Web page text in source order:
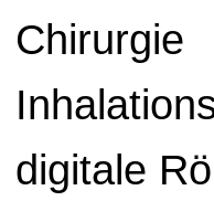
Chirurgie
digitale